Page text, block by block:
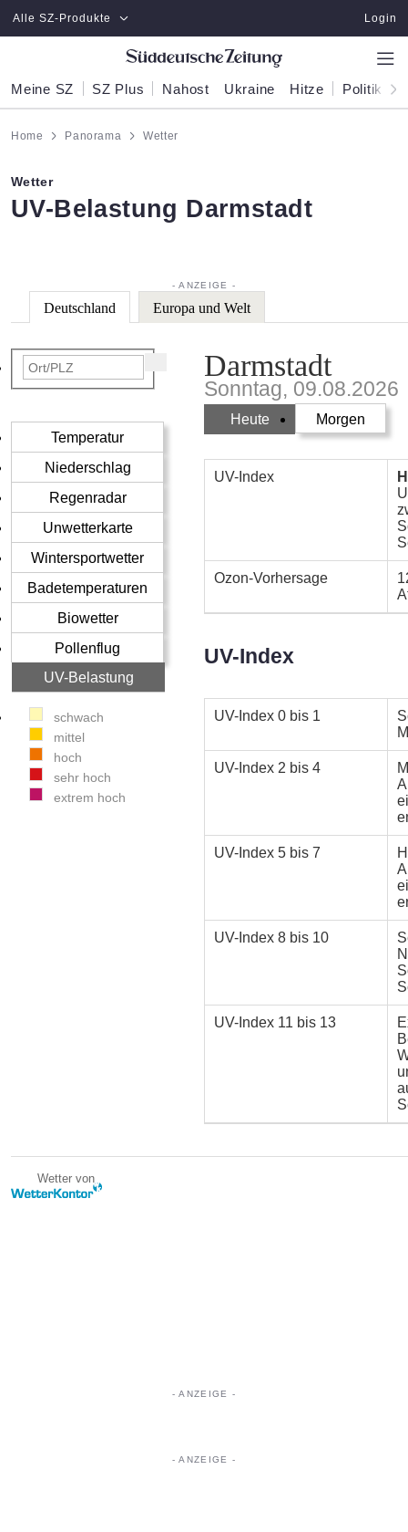
Zum Hauptinhalt springen
Alle SZ-Produkte Login
Meine SZ SZ Plus Nahost Ukraine Hitze Politik
Home Panorama Wetter
Wetter
:
UV-Belastung Darmstadt
Deutschland Europa und Welt
Temperatur
Niederschlag
Regenradar
Unwetterkarte
Wintersportwetter
Badetemperaturen
Biowetter
Pollenflug
UV-Belastung
schwach
mittel
hoch
sehr hoch
extrem hoch
Darmstadt
Sonntag, 09.08.2026
Heute Morgen
UV-Index
Ozon-Vorhersage
UV-Index
UV-Index 0 bis 1
UV-Index 2 bis 4
UV-Index 5 bis 7
UV-Index 8 bis 10
UV-Index 11 bis 13
Wetter von